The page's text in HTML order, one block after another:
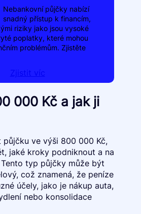
Nebankovní půjčky nabízí
snadný přístup k financím,
riziky jako jsou vysoké
poplatky, které mohou
problémům. Zjistěte
Zjistit víc
000 Kč a jak ji
půjčku ve výši 800 000 Kč,
jaké kroky podniknout a na
typ půjčky může být
což znamená, že peníze
účely, jako je nákup auta,
nebo konsolidace